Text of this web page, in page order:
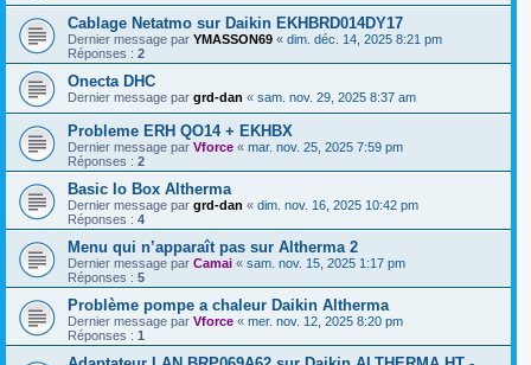
Cablage Netatmo sur Daikin EKHBRD014DY17
Dernier message par YMASSON69 « dim. déc. 14, 2025 8:21 pm
Réponses : 2
Onecta DHC
Dernier message par grd-dan « sam. nov. 29, 2025 8:37 am
Probleme ERH QO14 + EKHBX
Dernier message par Vforce « mar. nov. 25, 2025 7:59 pm
Réponses : 2
Basic Io Box Altherma
Dernier message par grd-dan « dim. nov. 16, 2025 10:42 pm
Réponses : 4
Menu qui n’apparaît pas sur Altherma 2
Dernier message par Camai « sam. nov. 15, 2025 1:17 pm
Réponses : 5
Problème pompe a chaleur Daikin Altherma
Dernier message par Vforce « mer. nov. 12, 2025 8:20 pm
Réponses : 1